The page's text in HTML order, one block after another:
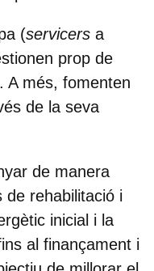
(servicers a
prop de
A més, fomenten
de la seva
de manera
de rehabilitació i
inicial i la
al finançament i